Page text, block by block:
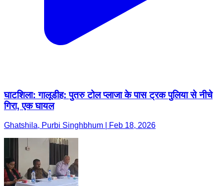
घाटशिला: गालूडीह: पुतरु टोल प्लाजा के पास ट्रक पुलिया से नीचे
गिरा, एक घायल
Ghatshila, Purbi Singhbhum | Feb 18, 2026